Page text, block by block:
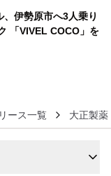
、伊勢原市へ3人乗り
「VIVEL COCO」を
ース一覧 大正製薬